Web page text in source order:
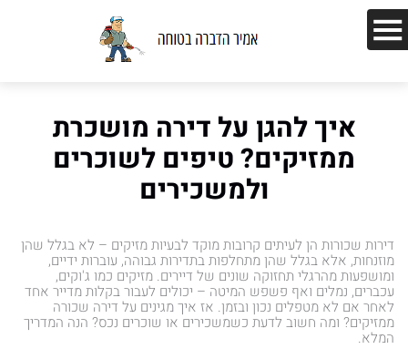
איך להגן על דירה מושכרת
ממזיקים? טיפים לשוכרים
ולמשכירים
דירות שכורות הן לעיתים קרובות מוקד לבעיות מזיקים – לא בגלל שהן
מוזנחות, אלא בגלל שהן מתחלפות בתדירות גבוהה, עוברות ידיים,
ומושפעות מהרגלי תחזוקה שונים של דיירים. מזיקים כמו ג'וקים,
עכברים, נמלים ואף פשפש המיטה – יכולים לעבור בקלות מדייר אחד
לאחר אם לא מטפלים נכון ובזמן. אז איך מגינים על דירה שכורה
ממזיקים? ומה חשוב לדעת כשמשכירים או שוכרים נכס? הנה המדריך
המלא.